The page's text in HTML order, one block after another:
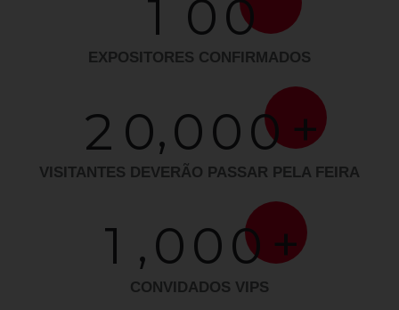
1 00
EXPOSITORES CONFIRMADOS
2 0,000 +
VISITANTES DEVERÃO PASSAR PELA FEIRA
1 ,000 +
CONVIDADOS VIPS